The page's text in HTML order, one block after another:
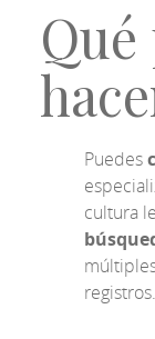
Qué
Puedes
cultura
registros.